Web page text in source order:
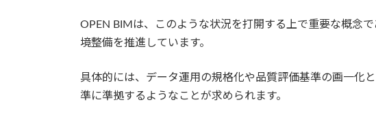
OPEN BIMは、このような状況を打開する上で重要な概念
境整備を推進しています。
具体的には、データ運用の規格化や品質評価基準の画一化
準に準拠するようなことが求められます。